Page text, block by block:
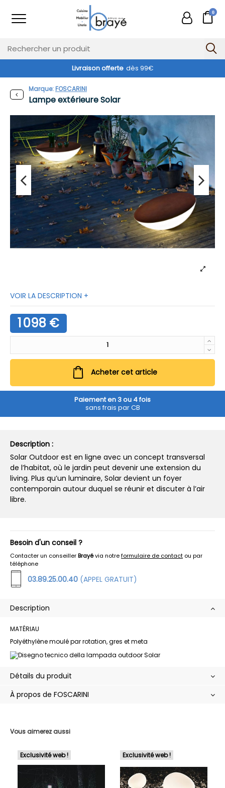
0
Livraison offerte dès 99€
Exclusivité web !
Lampe extérieure Solar
Marque:FOSCARINI
VOIR LA DESCRIPTION +
1 098 €
Acheter cet article
Paiement en 3 ou 4 fois
sans frais par CB
Description :
Solar Outdoor est en ligne avec un concept transversal
de l’habitat, où le jardin peut devenir une extension du
living. Plus qu’un luminaire, Solar devient un foyer
contemporain autour duquel se réunir et discuter à l’air
libre.
Besoin d'un conseil ?
Contacter un conseillerBrayévia notreformulaire de contact ou par
téléphone
03.89.25.00.40 (APPEL GRATUIT)
Vous aimerez aussi
Exclusivité web ! Exclusivité web !
Description
MATÉRIAU
Polyéthylène moulé par rotation, gres et meta
Détails du produit
À propos de FOSCARINI